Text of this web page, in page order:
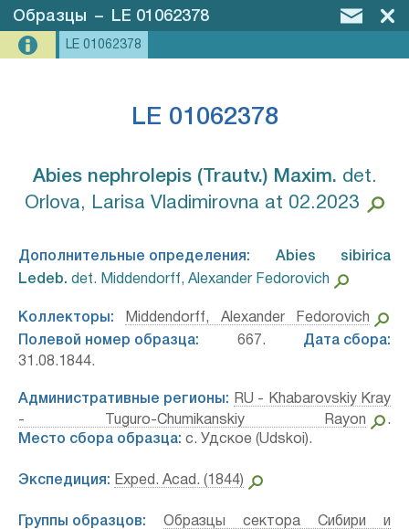
Образцы – LE 01062378
LE 01062378
LE 01062378
Abies nephrolepis (Trautv.) Maxim.⁣ det.
Orlova, Larisa Vladimirovna at 02.2023
Дополнительные определения:
Abies sibirica
Ledeb.⁣ det. Middendorff, Alexander Fedorovich
Коллекторы:
Middendorff, Alexander Fedorovich
Полевой номер образца: 667. Дата сбора:
31.08.1844.
Административные регионы:
RU - Khabarovskiy Kray
- Tuguro-Chumikanskiy Rayon
.
Место сбора образца: с. Удское (Udskoi).
Экспедиция: Exped. Acad. (1844)
Группы образцов:
Образцы сектора Сибири и